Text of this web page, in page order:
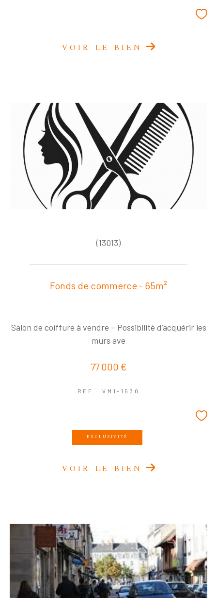
VOIR LE BIEN
(13013)
Fonds de commerce - 65m²
Salon de coiffure à vendre – Possibilité d’acquérir les
murs ave
77 000 €
REF : VM1-1530
EXCLUSIVITÉ
VOIR LE BIEN